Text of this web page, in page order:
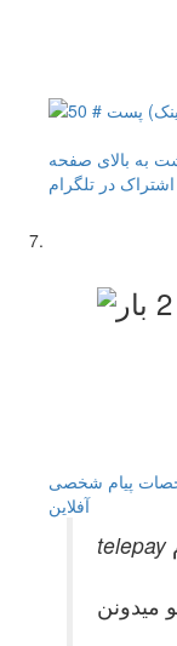
به بالای صفحه
اشتراک در تلگرام
پیام شخصی
آفلاين